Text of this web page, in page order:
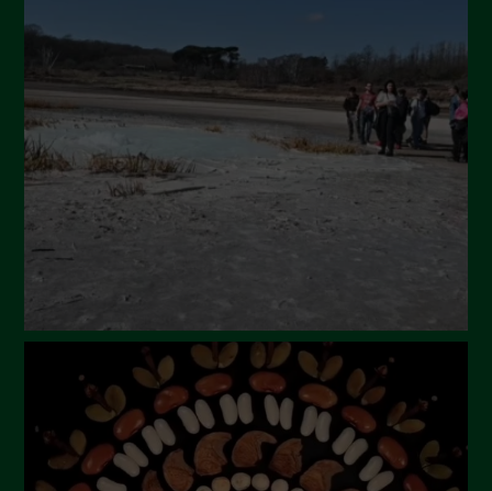
Settembre 2024
Luglio 2024
Maggio 2024
Aprile 2024
Marzo 2024
Febbraio 2024
Ottobre 2023
Settembre 2023
Agosto 2023